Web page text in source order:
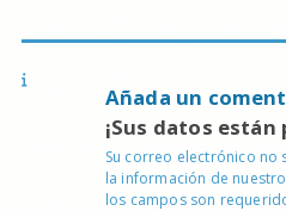
Añada un
¡Sus datos
Su correo electrónico
la información de
los campos son